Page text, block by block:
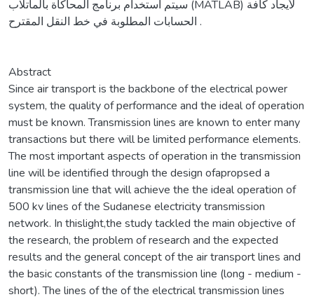
سيتم استخدام برنامج المحاكاة بالماتلاب (MATLAB) لأيجاد كافة
الحسابات المطلوبة في خط النقل المقترح .
Abstract
Since air transport is the backbone of the electrical power
system, the quality of performance and the ideal of operation
must be known. Transmission lines are known to enter many
transactions but there will be limited performance elements.
The most important aspects of operation in the transmission
line will be identified through the design ofapropsed a
transmission line that will achieve the the ideal operation of
500 kv lines of the Sudanese electricity transmission
network. In thislight,the study tackled the main objective of
the research, the problem of research and the expected
results and the general concept of the air transport lines and
the basic constants of the transmission line (long - medium -
short). The lines of the of the electrical transmission lines